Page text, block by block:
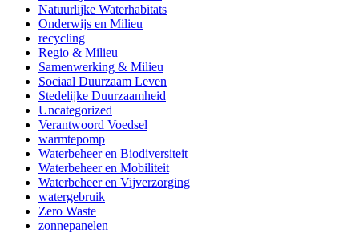
Natuurlijke Waterhabitats
Onderwijs en Milieu
recycling
Regio & Milieu
Samenwerking & Milieu
Sociaal Duurzaam Leven
Stedelijke Duurzaamheid
Uncategorized
Verantwoord Voedsel
warmtepomp
Waterbeheer en Biodiversiteit
Waterbeheer en Mobiliteit
Waterbeheer en Vijverzorging
watergebruik
Zero Waste
zonnepanelen